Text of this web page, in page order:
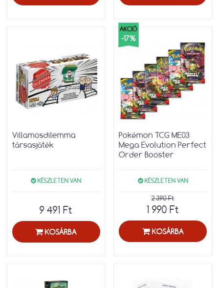
Villamosdilemma
társasjáték
KÉSZLETEN VAN
9 491 Ft
KOSÁRBA
AKCIÓ
-17%
Pokémon TCG ME03
Mega Evolution Perfect
Order Booster
KÉSZLETEN VAN
2 390 Ft
1 990 Ft
KOSÁRBA